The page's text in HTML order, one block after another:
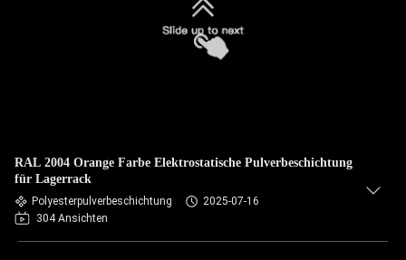
RAL 2004 Orange Farbe Elektrostatische Pulverbeschichtung
für Lagerrack
Polyesterpulverbeschichtung
2025-07-16
304 Ansichten